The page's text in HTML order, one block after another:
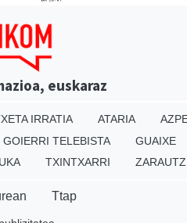
euskaraz
IRRATIA ATARIA
GOIERRI TELEBISTA GUAIXE
TXINTXARRI
Ttap